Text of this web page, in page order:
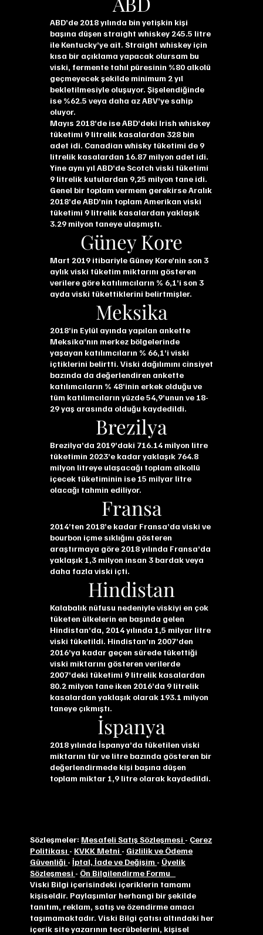
ABD’de 2018 yılında bin yetişkin kişi
başına düşen straight whiskey 245.5 litre
ile Kentucky’ye ait. Straight whiskey için
kısa bir açıklama yapacak olursam bu
viski, fermente tahıl püresinin %80 alkolü
geçmeyecek şekilde minimum 2 yıl
bekletilmesiyle oluşuyor. Şişelendiğinde
ise %62.5 veya daha az ABV’ye sahip
oluyor.
Mayıs 2018’de ise ABD’deki Irish whiskey
tüketimi 9 litrelik kasalardan 328 bin
adet idi. Canadian whisky tüketimi de 9
litrelik kasalardan 16.87 milyon adet idi.
Yine aynı yıl ABD’de Scotch viski tüketimi
9 litrelik kutulardan 9,25 milyon tane idi.
Genel bir toplam vermem gerekirse Aralık
2018’de ABD’nin toplam Amerikan viski
tüketimi 9 litrelik kasalardan yaklaşık
3.29 milyon taneye ulaşmıştı.
Güney Kore
Mart 2019 itibariyle Güney Kore’nin son 3
aylık viski tüketim miktarını gösteren
verilere göre katılımcıların % 6,1’i son 3
ayda viski tükettiklerini belirtmişler.
Meksika
2018’in Eylül ayında yapılan ankette
Meksika’nın merkez bölgelerinde
yaşayan katılımcıların % 66,1’i viski
içtiklerini belirtti. Viski dağılımını cinsiyet
bazında da değerlendiren ankette
katılımcıların % 48’inin erkek olduğu ve
tüm katılımcıların yüzde 54,9’unun ve 18-
29 yaş arasında olduğu kaydedildi.
Brezilya
Brezilya’da 2019’daki 716.14 milyon litre
tüketimin 2023’e kadar yaklaşık 764.8
milyon litreye ulaşacağı toplam alkollü
içecek tüketiminin ise 15 milyar litre
olacağı tahmin ediliyor.
Fransa
2014’ten 2018’e kadar Fransa’da viski ve
bourbon içme sıklığını gösteren
araştırmaya göre 2018 yılında Fransa’da
yaklaşık 1,3 milyon insan 3 bardak veya
daha fazla viski içti.
Hindistan
Kalabalık nüfusu nedeniyle viskiyi en çok
tüketen ülkelerin en başında gelen
Hindistan’da, 2014 yılında 1,5 milyar litre
viski tüketildi. Hindistan’ın 2007’den
2016’ya kadar geçen sürede tükettiği
viski miktarını gösteren verilerde
2007’deki tüketimi 9 litrelik kasalardan
80.2 milyon tane iken 2016’da 9 litrelik
kasalardan yaklaşık olarak 193.1 milyon
taneye çıkmıştı.
İspanya
2018 yılında İspanya’da tüketilen viski
miktarını tür ve litre bazında gösteren bir
değerlendirmede kişi başına düşen
toplam miktar 1,9 litre olarak kaydedildi.
Sözleşmeler: Mesafeli Satış Sözleşmesi - Çerez
Politikası - KVKK Metni - Gizlilik ve Ödeme
Güvenliği -İptal, İade ve Değişim - Üyelik
Sözleşmesi - Ön Bilgilendirme Formu
Viski Bilgi içerisindeki içeriklerin tamamı
kişiseldir. Paylaşımlar herhangi bir şekilde
tanıtım, reklam, satış ve özendirme amacı
taşımamaktadır. Viski Bilgi çatısı altındaki her
içerik site yazarının tecrübelerini, kişisel